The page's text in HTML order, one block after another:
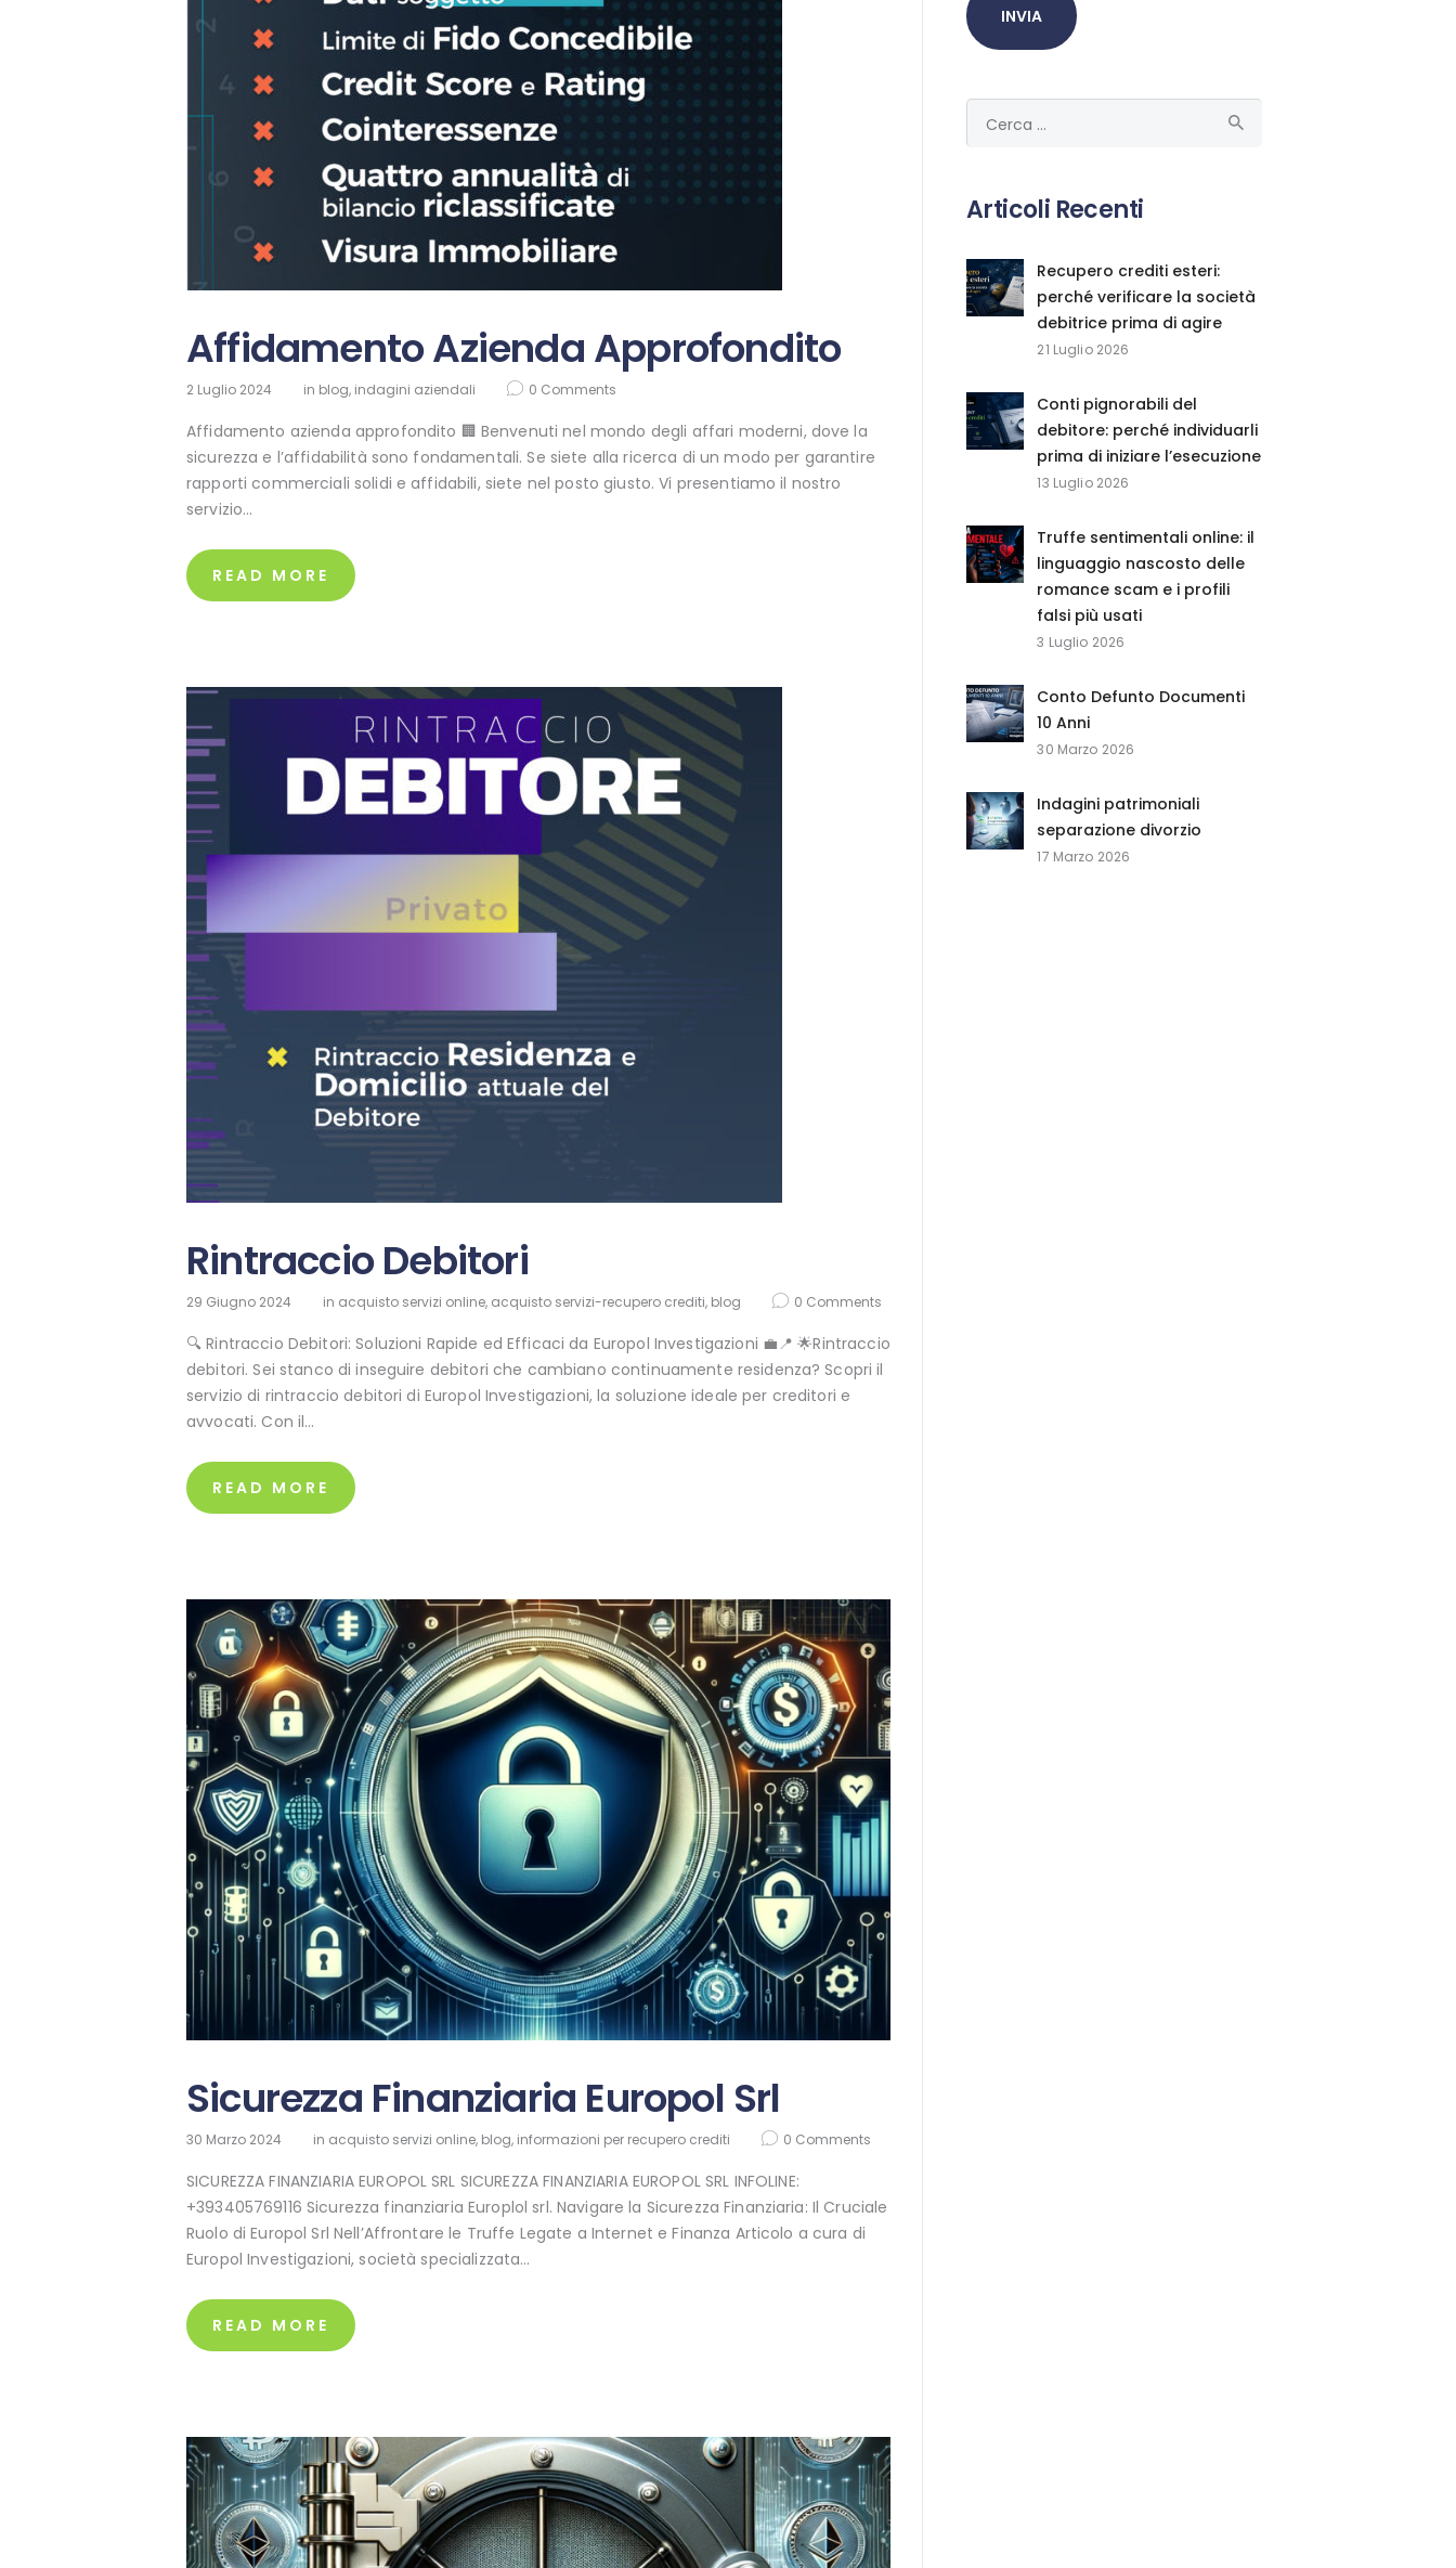
Affidamento Azienda Approfondito
2 Luglio 2024 in blog, indagini aziendali 0 Comments
Affidamento azienda approfondito 🏢 Benvenuti nel mondo degli affari moderni, dove la
sicurezza e l’affidabilità sono fondamentali. Se siete alla ricerca di un modo per garantire
rapporti commerciali solidi e affidabili, siete nel posto giusto. Vi presentiamo il nostro
servizio…
READ MORE
Rintraccio Debitori
29 Giugno 2024 in acquisto servizi online, acquisto servizi-recupero crediti, blog 0 Comments
🔍 Rintraccio Debitori: Soluzioni Rapide ed Efficaci da Europol Investigazioni 💼📍 🌟Rintraccio
debitori. Sei stanco di inseguire debitori che cambiano continuamente residenza? Scopri il
servizio di rintraccio debitori di Europol Investigazioni, la soluzione ideale per creditori e
avvocati. Con il…
READ MORE
Sicurezza Finanziaria Europol Srl
30 Marzo 2024 in acquisto servizi online, blog, informazioni per recupero crediti 0 Comments
SICUREZZA FINANZIARIA EUROPOL SRL SICUREZZA FINANZIARIA EUROPOL SRL INFOLINE:
+393405769116 Sicurezza finanziaria Europlol srl. Navigare la Sicurezza Finanziaria: Il Cruciale
Ruolo di Europol Srl Nell’Affrontare le Truffe Legate a Internet e Finanza Articolo a cura di
Europol Investigazioni, società specializzata…
READ MORE
per:
Articoli Recenti
Recupero crediti esteri:
perché verificare la società
debitrice prima di agire
21 Luglio 2026
Conti pignorabili del
debitore: perché individuarli
prima di iniziare l’esecuzione
13 Luglio 2026
Truffe sentimentali online: il
linguaggio nascosto delle
romance scam e i profili
falsi più usati
3 Luglio 2026
Conto Defunto Documenti
10 Anni
30 Marzo 2026
Indagini patrimoniali
separazione divorzio
17 Marzo 2026